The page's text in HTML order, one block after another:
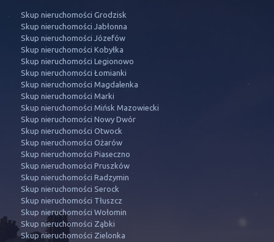
Skup nieruchomości Grodzisk
Skup nieruchomości Jabłonna
Skup nieruchomości Józefów
Skup nieruchomości Kobyłka
Skup nieruchomości Legionowo
Skup nieruchomości Łomianki
Skup nieruchomości Magdalenka
Skup nieruchomości Marki
Skup nieruchomości Mińsk Mazowiecki
Skup nieruchomości Nowy Dwór
Skup nieruchomości Otwock
Skup nieruchomości Ożarów
Skup nieruchomości Piaseczno
Skup nieruchomości Pruszków
Skup nieruchomości Radzymin
Skup nieruchomości Serock
Skup nieruchomości Tłuszcz
Skup nieruchomości Wołomin
Skup nieruchomości Ząbki
Skup nieruchomości Zielonka